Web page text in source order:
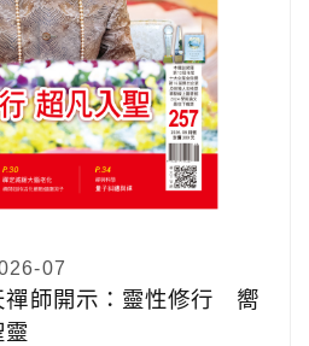
07
禪師開示：靈性修行 嚮